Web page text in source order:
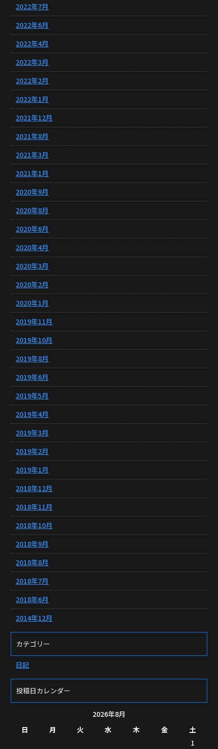
2022年7月
2022年6月
2022年4月
2022年3月
2022年2月
2022年1月
2021年12月
2021年8月
2021年3月
2021年1月
2020年9月
2020年8月
2020年6月
2020年4月
2020年3月
2020年2月
2020年1月
2019年11月
2019年10月
2019年8月
2019年6月
2019年5月
2019年4月
2019年3月
2019年2月
2019年1月
2018年12月
2018年11月
2018年10月
2018年9月
2018年8月
2018年7月
2018年6月
2014年12月
カテゴリー
日記
投稿日カレンダー
2026年8月
日
月 火 水 木 金
土
1